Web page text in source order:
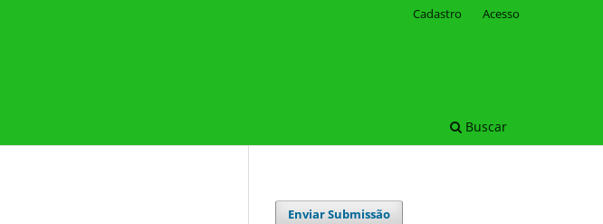
Buscar
Cadastro Acesso
Enviar Submissão